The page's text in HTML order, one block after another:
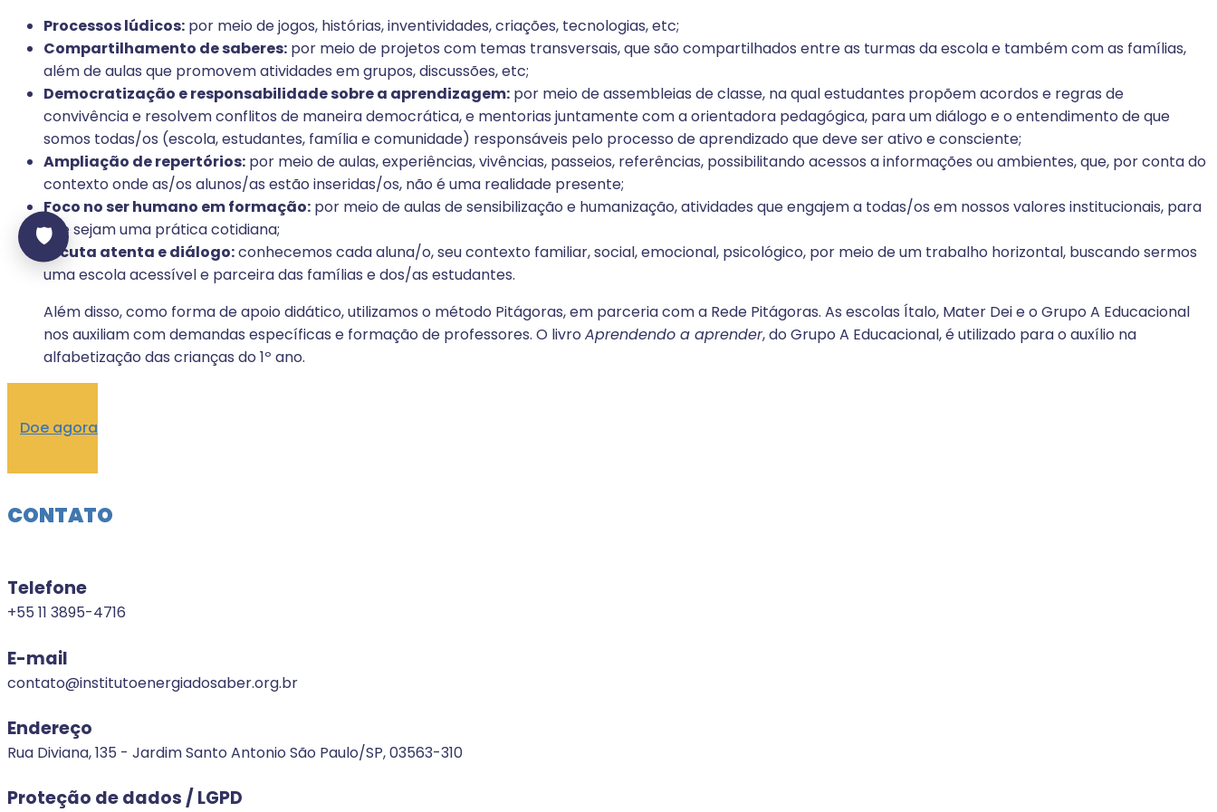
Processos lúdicos: por meio de jogos, histórias, inventividades, criações, tecnologias, etc;
Compartilhamento de saberes: por meio de projetos com temas transversais, que são compartilhados entre as turmas da escola e também com as famílias,
além de aulas que promovem atividades em grupos, discussões, etc;
Democratização e responsabilidade sobre a aprendizagem: por meio de assembleias de classe, na qual estudantes propõem acordos e regras de
convivência e resolvem conflitos de maneira democrática, e mentorias juntamente com a orientadora pedagógica, para um diálogo e o entendimento de que
somos todas/os (escola, estudantes, família e comunidade) responsáveis pelo processo de aprendizado que deve ser ativo e consciente;
Ampliação de repertórios: por meio de aulas, experiências, vivências, passeios, referências, possibilitando acessos a informações ou ambientes, que, por conta do
contexto onde as/os alunos/as estão inseridas/os, não é uma realidade presente;
Foco no ser humano em formação: por meio de aulas de sensibilização e humanização, atividades que engajem a todas/os em nossos valores institucionais, para
que sejam uma prática cotidiana;
Escuta atenta e diálogo:conhecemos cada aluna/o, seu contexto familiar, social, emocional, psicológico, por meio de um trabalho horizontal, buscando sermos
uma escola acessível e parceira das famílias e dos/as estudantes.
Além disso, como forma de apoio didático, utilizamos o método Pitágoras, em parceria com a Rede Pitágoras. As escolas Ítalo, Mater Dei e o Grupo A Educacional
nos auxiliam com demandas específicas e formação de professores. O livro Aprendendo a aprender, do Grupo A Educacional, é utilizado para o auxílio na
alfabetização das crianças do 1º ano.
Doe agora
CONTATO
Telefone
+55 11 3895-4716
E-mail
contato@institutoenergiadosaber.org.br
Endereço
Rua Diviana, 135 - Jardim Santo Antonio São Paulo/SP, 03563-310
Proteção de dados / LGPD
🛡️